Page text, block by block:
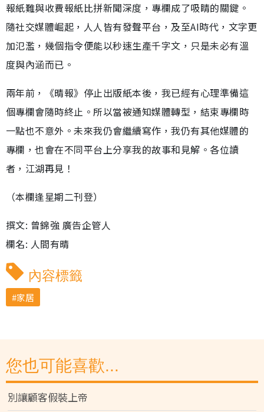
報紙難與收費報紙比拼新聞深度，專欄成了吸睛的關鍵。
隨社交媒體崛起，人人皆有發聲平台，及至AI時代，文字更
加氾濫，幾個指令便能以秒速生產千字文，只是未必有溫
度與內涵而已。
兩年前，《晴報》停止出版紙本後，我已經有心理準備這
個專欄會隨時終止。所以當被通知媒體轉型，結束專欄時
一點也不意外。未來我仍會繼續寫作，我仍有其他媒體的
專欄，也會在不同平台上分享我的故事和見解。各位讀
者，江湖再見！
（本欄逢星期二刊登）
撰文: 曾錦強 廣告企管人
欄名: 人間有晴
內容標籤
家居
您也可能喜歡...
別讓顧客假裝上帝